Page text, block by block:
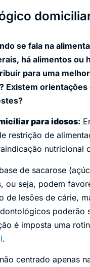
se fala na
há alimentos ou
para uma
Existem
para idosos:
restrição de
nutricional
de sacarose
ou seja, podem
de lesões de cárie,
poderão
é imposta uma
.
centrado apenas